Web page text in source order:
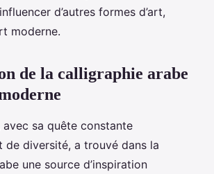
d’autres formes d’art,
moderne.
de la calligraphie arabe
avec sa quête constante
de diversité, a trouvé dans la
une source d’inspiration